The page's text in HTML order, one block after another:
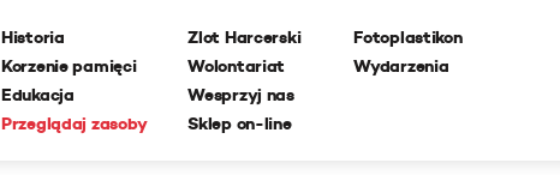
Historia
Korzenie pamięci
Edukacja
Przeglądaj zasoby
Zlot Harcerski
Wolontariat
Wesprzyj nas
Sklep on-line
Fotoplastikon
Wydarzenia